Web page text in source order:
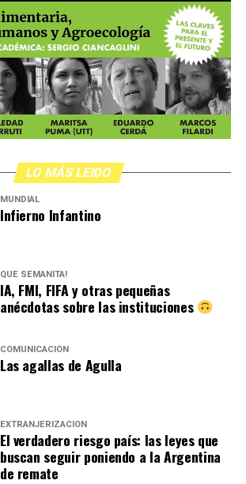
LO MÁS LEIDO
MUNDIAL
Infierno Infantino
QUÉ SEMANITA!
IA, FMI, FIFA y otras pequeñas
anécdotas sobre las instituciones
COMUNICACIÓN
Las agallas de Agulla
EXTRANJERIZACIÓN
El verdadero riesgo país: las leyes que
buscan seguir poniendo a la Argentina
de remate